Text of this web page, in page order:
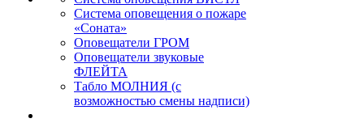
Система оповещения о пожаре
«Соната»
Оповещатели ГРОМ
Оповещатели звуковые
ФЛЕЙТА
Табло МОЛНИЯ (с
возможностью смены надписи)